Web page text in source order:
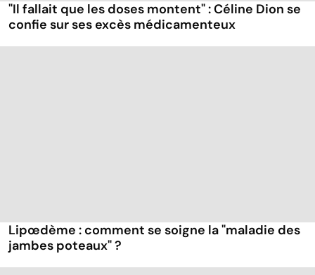
"Il fallait que les doses montent" : Céline Dion se
confie sur ses excès médicamenteux
Lipœdème : comment se soigne la "maladie des
jambes poteaux" ?